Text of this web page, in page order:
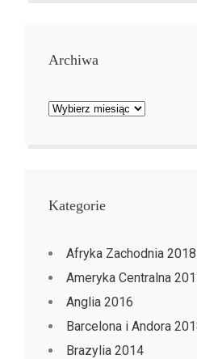
Archiwa
Archiwa
Kategorie
Afryka Zachodnia 2018
Ameryka Centralna
Anglia 2016
Barcelona i Andora
Brazylia 2014